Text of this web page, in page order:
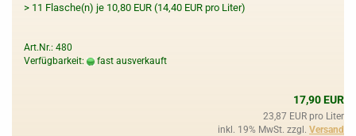
> 11 Flasche(n) je 10,80 EUR (14,40 EUR pro Liter)
Art.Nr.: 480
Verfügbarkeit:
fast ausverkauft
17,90 EUR
23,87 EUR pro Liter
inkl. 19% MwSt. zzgl. Versand